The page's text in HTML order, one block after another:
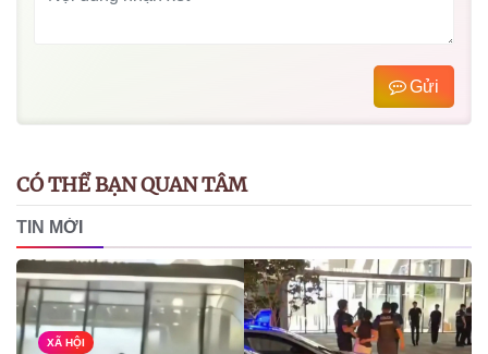
Gửi
CÓ THỂ BẠN QUAN TÂM
TIN MỚI
XÃ HỘI